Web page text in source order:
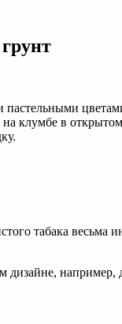
пастельными
клумбе в
табака весьма
дизайне, например,